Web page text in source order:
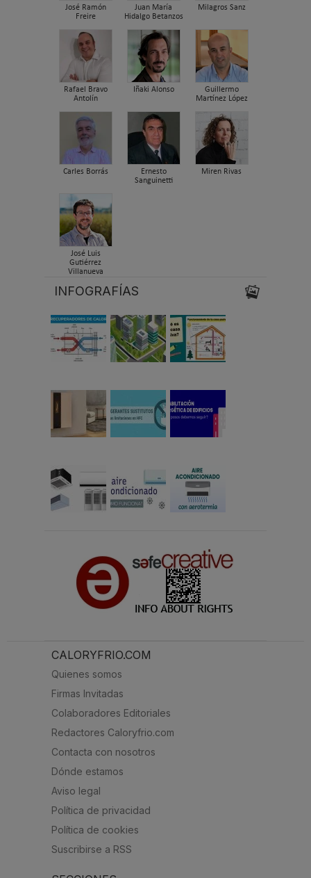
José Ramón
Freire
Juan María
Hidalgo Betanzos
Milagros Sanz
Rafael Bravo
Antolín
Iñaki Alonso
Guillermo
Martínez López
Carles Borrás
Ernesto
Sanguinetti
Miren Rivas
José Luis
Gutiérrez
Villanueva
INFOGRAFÍAS
CALORYFRIO.COM
Quienes somos
Firmas Invitadas
Colaboradores Editoriales
Redactores Caloryfrio.com
Contacta con nosotros
Dónde estamos
Aviso legal
Política de privacidad
Política de cookies
Suscribirse a RSS